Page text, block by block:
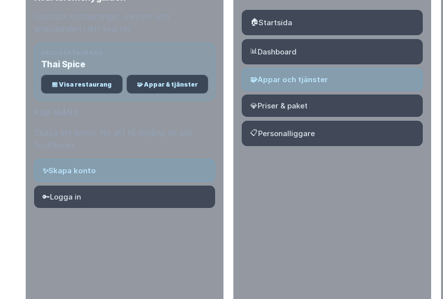
Thai Spice
🏪 Visa restaurang 🧩 Appar & tjänster
✨Skapa konto
🔑Logga in
🏠Startsida
📊Dashboard
🧩Appar och tjänster
💎Priser & paket
📋Personalliggare